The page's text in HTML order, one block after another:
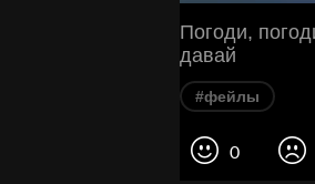
Погоди,
давай
#фейлы
0